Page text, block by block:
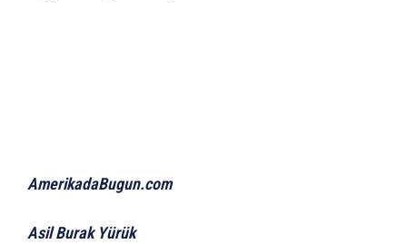
AmerikadaBugun.com
Asil Burak Yürük